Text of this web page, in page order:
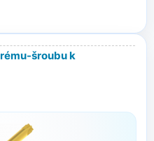
šroubu k